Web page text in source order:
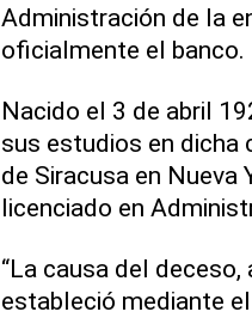
Administración de la
oficialmente el banco.
Nacido el 3 de abril
sus estudios en dicha
de Siracusa en
licenciado en
“La causa del
estableció mediante